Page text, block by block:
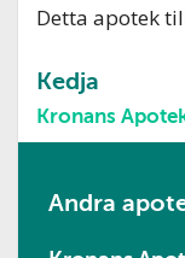
Detta apotek
Kedja
Kronans
Andra